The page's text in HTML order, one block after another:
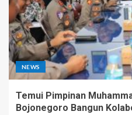
NEWS
Temui Pimpinan
Bojonegoro Bangun